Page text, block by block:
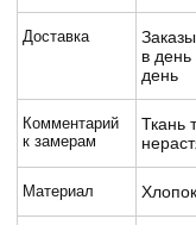
Доставка
в
день
Комментарий
к замерам
Ткань
Материал Хлопок